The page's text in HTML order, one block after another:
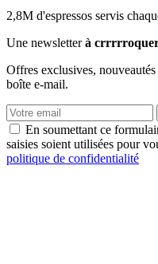
2,8M d'espressos servis
Une newsletterà
Offres exclusives,
boîte e-mail.
En soumettant ce
saisies soient utilisées pour
politique de confidentialité